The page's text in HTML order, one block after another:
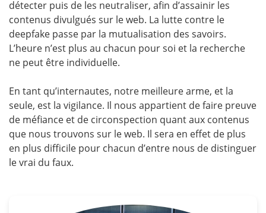
détecter puis de les neutraliser, afin d’assainir les
contenus divulgués sur le web. La lutte contre le
deepfake passe par la mutualisation des savoirs.
L’heure n’est plus au chacun pour soi et la recherche
ne peut être individuelle.
En tant qu’internautes, notre meilleure arme, et la
seule, est la vigilance. Il nous appartient de faire preuve
de méfiance et de circonspection quant aux contenus
que nous trouvons sur le web. Il sera en effet de plus
en plus difficile pour chacun d’entre nous de distinguer
le vrai du faux.